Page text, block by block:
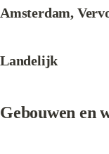
Amsterdam,
Landelijk
Gebouwen en